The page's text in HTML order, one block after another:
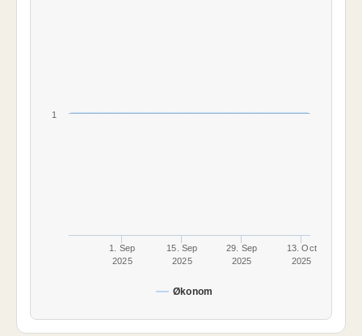
Økonom
1. Sep
2025
15. Sep
2025
29. Sep
2025
13. Oct
2025
1